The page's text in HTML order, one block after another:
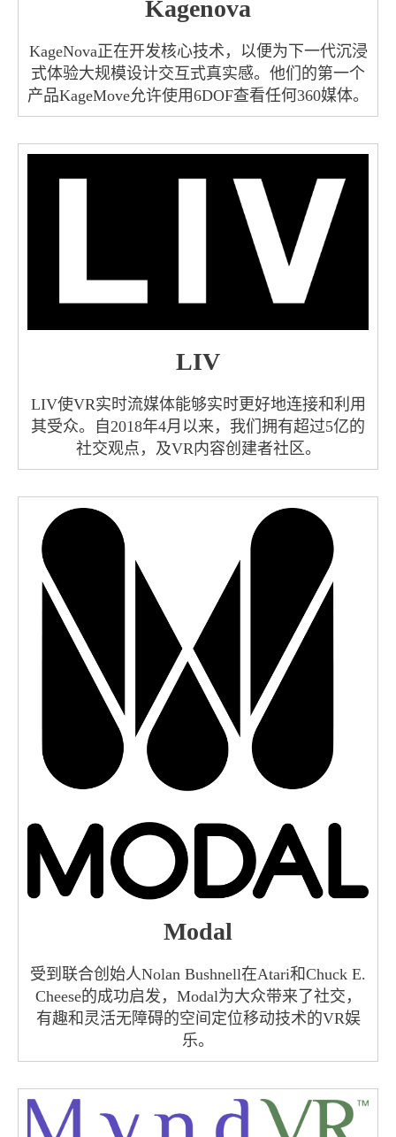
Kagenova
KageNova正在开发核心技术，以便为下一代沉浸
式体验大规模设计交互式真实感。他们的第一个
产品KageMove允许使用6DOF查看任何360媒体。
LIV
LIV使VR实时流媒体能够实时更好地连接和利用
其受众。自2018年4月以来，我们拥有超过5亿的
社交观点，及VR内容创建者社区。
Modal
受到联合创始人Nolan Bushnell在Atari和Chuck E.
Cheese的成功启发，Modal为大众带来了社交，
有趣和灵活无障碍的空间定位移动技术的VR娱
乐。